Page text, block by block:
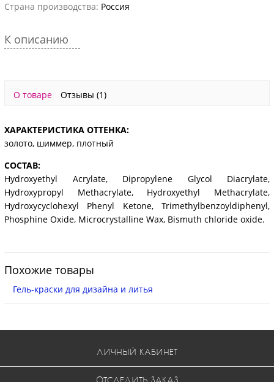
Страна производства: Россия
К описанию
О товаре Отзывы (1)
ХАРАКТЕРИСТИКА ОТТЕНКА:
золото, шиммер, плотный
СОСТАВ:
Hydroxyethyl Acrylate, Dipropylene Glycol Diacrylate,
Hydroxypropyl Methacrylate, Hydroxyethyl Methacrylate,
Hydroxycyclohexyl Phenyl Ketone, Trimethylbenzoyldiphenyl,
Phosphine Oxide, Microcrystalline Wax, Bismuth chloride oxide.
Похожие товары
Гель-краски для дизайна и литья
ЛИЧНЫЙ КАБИНЕТ